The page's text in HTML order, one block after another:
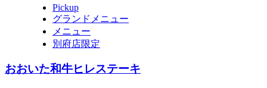
Pickup
グランドメニュー
メニュー
別府店限定
おおいた和牛ヒレステーキ